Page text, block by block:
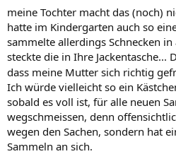
meine Tochter macht das (noch)
hatte im Kindergarten auch so
sammelte allerdings Schnecken
steckte die in Ihre Jackentasche...
dass meine Mutter sich richtig
Ich würde vielleicht so ein
sobald es voll ist, für alle neuen
wegschmeissen, denn
wegen den Sachen, sondern hat
Sammeln an sich.